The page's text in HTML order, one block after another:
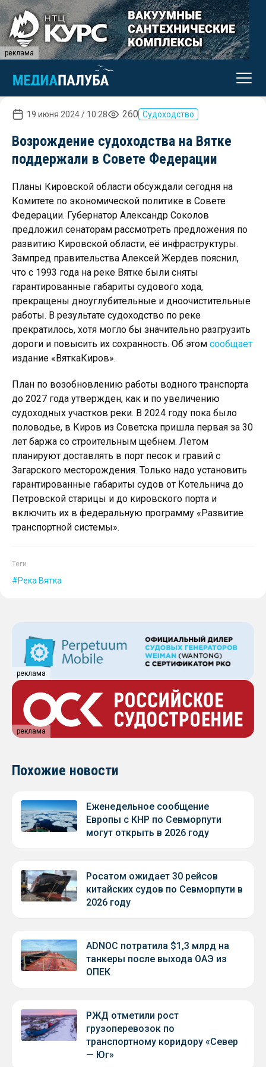
реклама
19 июня 2024 / 10:28 260 Судоходство
Возрождение судоходства на Вятке
поддержали в Совете Федерации
Планы Кировской области обсуждали сегодня на
Комитете по экономической политике в Совете
Федерации. Губернатор Александр Соколов
предложил сенаторам рассмотреть предложения по
развитию Кировской области, её инфраструктуры.
Зампред правительства Алексей Жердев пояснил,
что с 1993 года на реке Вятке были сняты
гарантированные габариты судового хода,
прекращены дноуглубительные и дноочистительные
работы. В результате судоходство по реке
прекратилось, хотя могло бы значительно разгрузить
дороги и повысить их сохранность. Об этом сообщает
издание «ВяткаКиров».
План по возобновлению работы водного транспорта
до 2027 года утвержден, как и по увеличению
судоходных участков реки. В 2024 году пока было
половодье, в Киров из Советска пришла первая за 30
лет баржа со строительным щебнем. Летом
планируют доставлять в порт песок и гравий с
Загарского месторождения. Только надо установить
гарантированные габариты судов от Котельнича до
Петровской старицы и до кировского порта и
включить их в федеральную программу «Развитие
транспортной системы».
Теги
Река Вятка
реклама
реклама
Похожие новости
Еженедельное сообщение
Европы с КНР по Севморпути
могут открыть в 2026 году
Росатом ожидает 30 рейсов
китайских судов по Севморпути в
2026 году
ADNOC потратила $1,3 млрд на
танкеры после выхода ОАЭ из
ОПЕК
РЖД отметили рост
грузоперевозок по
транспортному коридору «Север
— Юг»